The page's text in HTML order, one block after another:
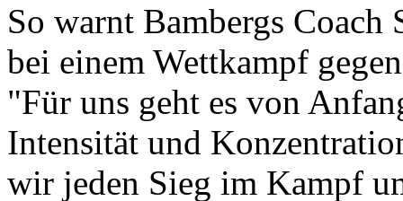
So warnt Bambergs
bei einem Wettkampf
"Für uns geht es von
Intensität und
wir jeden Sieg im Kampf